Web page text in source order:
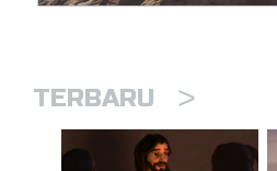
TERBARU >